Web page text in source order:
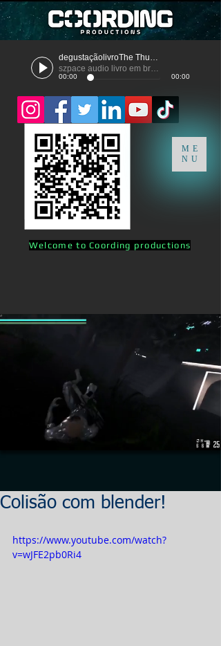
degustaçãolivroThe Thunder
szpace audio livro em breve
00:00 00:00
ME
NU
Welcome to Coording productions
Colisão com blender!
https://www.youtube.com/watch?
v=wJFE2pb0Ri4